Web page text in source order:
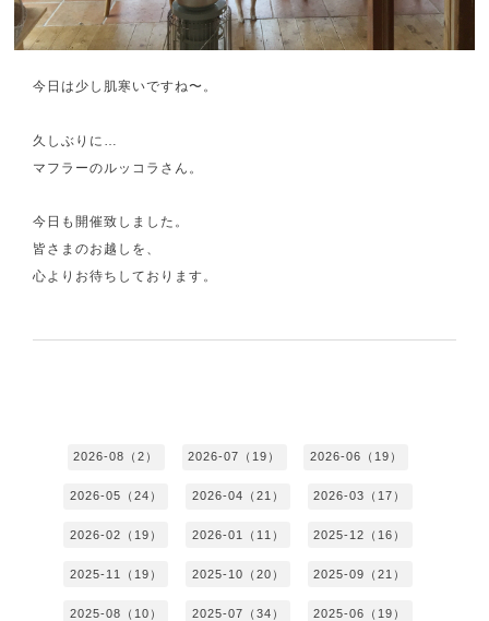
今日は少し肌寒いですね〜。
久しぶりに…
マフラーのルッコラさん。
今日も開催致しました。
皆さまのお越しを、
心よりお待ちしております。
2026-08（2） 2026-07（19） 2026-06（19）
2026-05（24） 2026-04（21） 2026-03（17）
2026-02（19） 2026-01（11） 2025-12（16）
2025-11（19） 2025-10（20） 2025-09（21）
2025-08（10） 2025-07（34） 2025-06（19）